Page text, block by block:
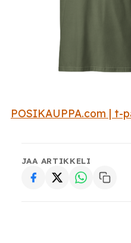
POSIKAUPPA.com | t-
JAA ARTIKKELI